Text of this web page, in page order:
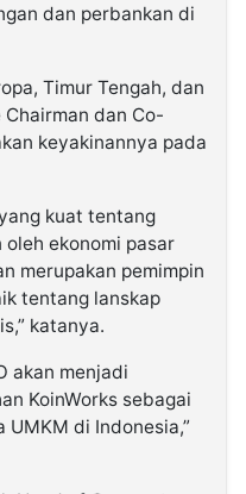
dan perbankan di
Timur Tengah, dan
dan Co-
keyakinannya pada
kuat tentang
ekonomi pasar
merupakan pemimpin
tentang lanskap
katanya.
akan menjadi
KoinWorks sebagai
di Indonesia,”